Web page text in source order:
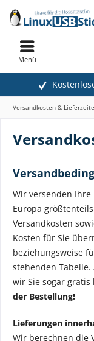
Menü
Versandkosten &
Wir versenden
Europa
Versandkosten
Kosten für Sie
beziehungsweise
stehenden
wir Sie sogar
der Bestellung!
Lieferungen
Wir berechnen die